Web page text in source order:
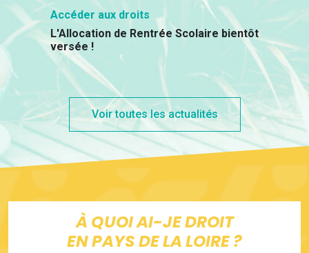
Accéder aux droits
L'Allocation de Rentrée Scolaire bientôt
versée !
Voir toutes les actualités
À QUOI AI-JE DROIT
EN PAYS DE LA LOIRE ?